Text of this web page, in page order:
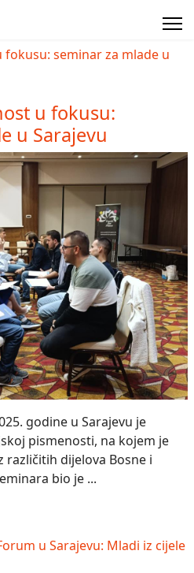
u fokusu:
u Sarajevu
godine u Sarajevu je
pismenosti, na kojem je
različitih dijelova Bosne i
bio je ...